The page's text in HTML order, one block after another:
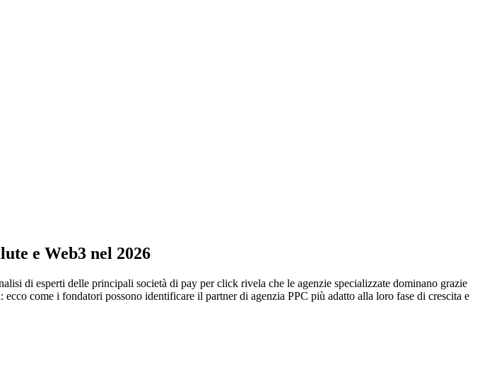
e Web3 nel 2026
di esperti delle principali società di pay per click rivela che le agenzie specializzate dominano grazie
come i fondatori possono identificare il partner di agenzia PPC più adatto alla loro fase di crescita e